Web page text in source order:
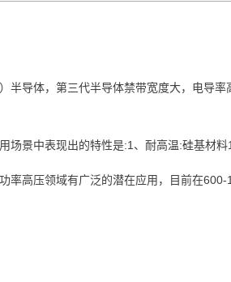
半导体，第三代半导体禁带宽度大，电导
场景中表现出的特性是:1、耐高温:硅基材
率高压领域有广泛的潜在应用，目前在